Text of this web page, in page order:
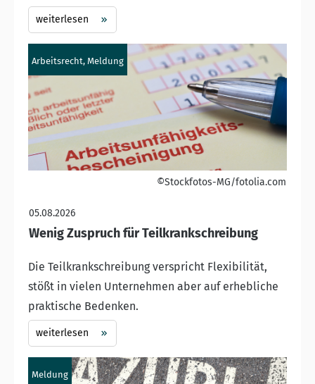
weiterlesen
Arbeitsrecht, Meldung
©Stockfotos-MG/fotolia.com
05.08.2026
Wenig Zuspruch für Teilkrankschreibung
Die Teilkrankschreibung verspricht Flexibilität,
stößt in vielen Unternehmen aber auf erhebliche
praktische Bedenken.
weiterlesen
Meldung